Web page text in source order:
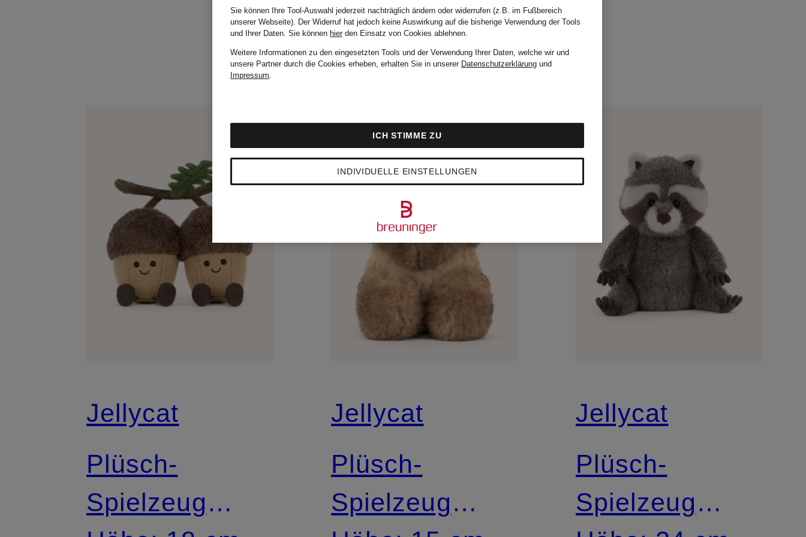
Jellycat
Plüsch-
Spielzeug
Jellycat
Plüsch-
Spielzeug
Jellycat
Plüsch-
Spielzeug
Sie können Ihre Tool-Auswahl jederzeit nachträglich ändern oder widerrufen (z.B. im Fußbereich
unserer Webseite). Der Widerruf hat jedoch keine Auswirkung auf die bisherige Verwendung der Tools
und Ihrer Daten. Sie können hierden Einsatz von Cookies ablehnen.
Weitere Informationen zu den eingesetzten Tools und der Verwendung Ihrer Daten, welche wir und
unsere Partner durch die Cookies erheben, erhalten Sie in unserer Datenschutzerklärung und
Impressum.
INDIVIDUELLE EINSTELLUNGEN
ICH STIMME ZU